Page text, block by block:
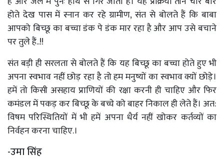
होते देख पास में स्नान कर रहे ग्रामीण, संत से बोलते हैं कि बाबा
आपको बिच्छू का बच्चा डंक पे डंक मार रहा है और आप उसे बचाने
पर तुले हैं..!!
संत बड़ी ही सरलता से बोलते हैं कि यह बिच्छू का बच्चा होते हुए भी
अपना स्वभाव नहीं छोड़ रहा है तो हम मनुष्यों का स्वभाव क्यों छोड़े।
हमें तो किसी असहाय प्राणियों की रक्षा करनी ही चाहिए और फिर
कमंडल में पकड़ कर बिच्छू के बच्चे को बाहर निकाल ही लेते हैं। अत:
विषम परिस्थितियों में भी हमें अपना धैर्य नहीं खोकर कर्तव्यों का
निर्वहन करना चाहिए.।
-उमा सिंह